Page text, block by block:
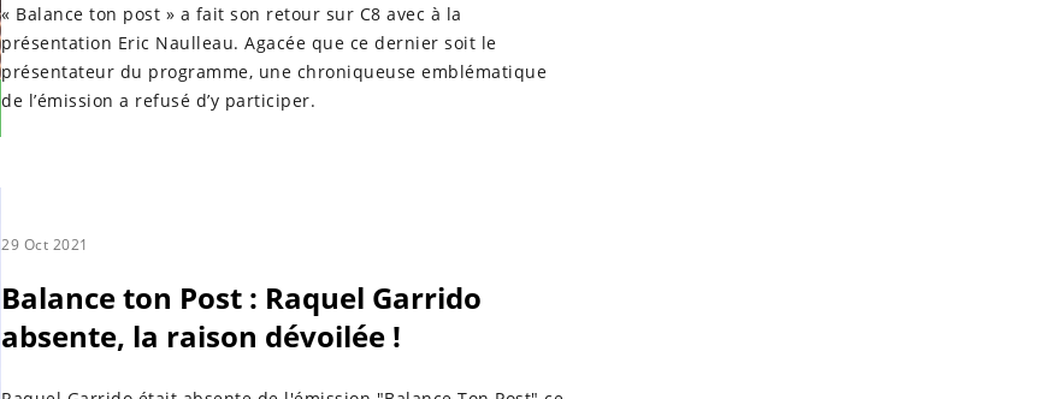
« Balance ton post » a fait son retour sur C8 avec à la
présentation Eric Naulleau. Agacée que ce dernier soit le
présentateur du programme, une chroniqueuse emblématique
de l’émission a refusé d’y participer.
29 Oct 2021
Balance ton Post : Raquel Garrido
absente, la raison dévoilée !